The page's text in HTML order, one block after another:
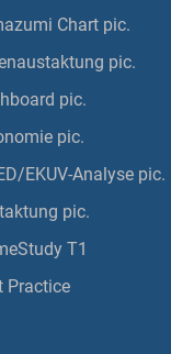
Chart pic.
pic.
pic.
pic.
EKUV-Analyse pic.
pic.
T1
Practice